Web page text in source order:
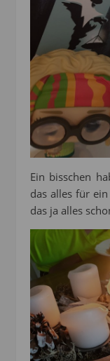
Ein bisschen
das alles für
das ja alles